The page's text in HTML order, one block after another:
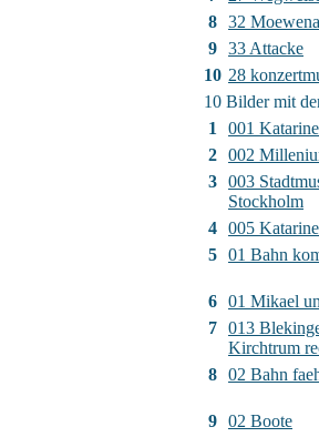
8 32
9 33 Attacke
10 28
10 Bilder mit
1
001
2 002
3 003
Stockholm
4 005
5 01 Bahn
6 01 Mikael
7 013
Kirchtrum
8 02 Bahn
9 02 Boote